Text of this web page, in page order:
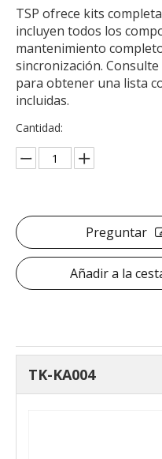
TSP ofrece kits
incluyen todos los
mantenimiento
sincronización.
para obtener una lista
incluidas.
Cantidad:
Preguntar
Añadir a la
TK-KA004